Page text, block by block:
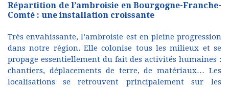
Répartition de l’ambroisie en Bourgogne-Franche-
Comté : une installation croissante
Très envahissante, l’ambroisie est en pleine progression
dans notre région. Elle colonise tous les milieux et se
propage essentiellement du fait des activités humaines :
chantiers, déplacements de terre, de matériaux… Les
localisations se retrouvent principalement sur les